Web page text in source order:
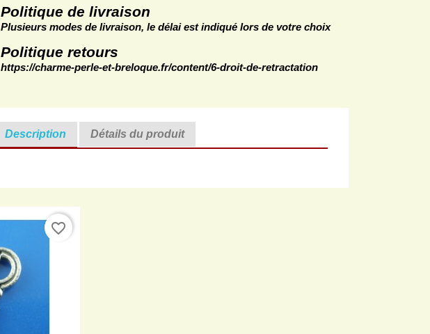
Politique de livraison
Plusieurs modes de livraison, le délai est indiqué lors de votre choix
Politique retours
https://charme-perle-et-breloque.fr/content/6-droit-de-retractation
Description Détails du produit
favorite_border